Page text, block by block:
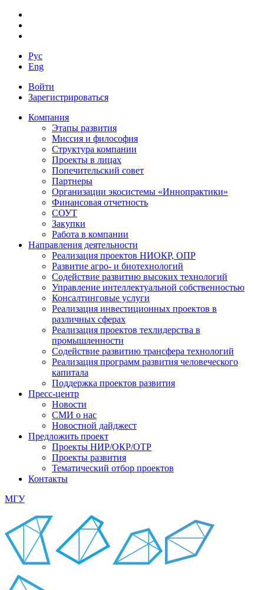
Рус
Eng
Войти
Зарегистрироваться
Компания
Этапы развития
Миссия и философия
Структура компании
Проекты в лицах
Попечительский совет
Партнеры
Организации экосистемы «Иннопрактики»
Финансовая отчетность
СОУТ
Закупки
Работа в компании
Направления деятельности
Реализация проектов НИОКР, ОПР
Развитие агро- и биотехнологий
Содействие развитию высоких технологий
Управление интеллектуальной собственностью
Консалтинговые услуги
Реализация инвестиционных проектов в
различных сферах
Реализация проектов техлидерства в
промышленности
Содействие развитию трансфера технологий
Реализация программ развития человеческого
капитала
Поддержка проектов развития
Пресс-центр
Новости
СМИ о нас
Новостной дайджест
Предложить проект
Проекты НИР/ОКР/ОТР
Проекты развития
Тематический отбор проектов
Контакты
МГУ